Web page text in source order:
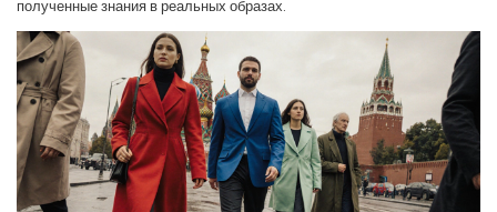
полученные знания в реальных образах.